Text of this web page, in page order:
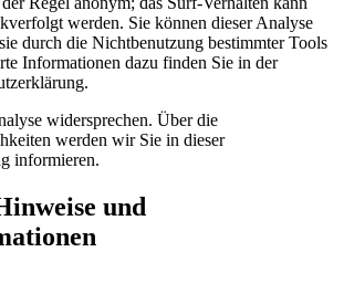
werden. Sie können dieser Analyse
durch die Nichtbenutzung bestimmter Tools
Informationen dazu finden Sie in der
widersprechen. Über die
werden wir Sie in dieser
informieren.
und